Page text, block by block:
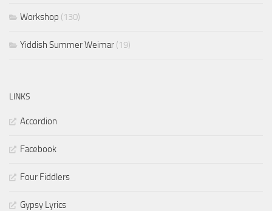
Workshop (130)
Yiddish Summer Weimar (19)
LINKS
Accordion
Facebook
Four Fiddlers
Gypsy Lyrics